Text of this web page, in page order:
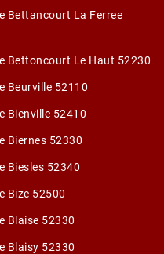
Bettancourt La Ferree
Bettoncourt Le Haut 52230
Beurville 52110
Bienville 52410
Biernes 52330
Biesles 52340
Bize 52500
Blaise 52330
Blaisy 52330